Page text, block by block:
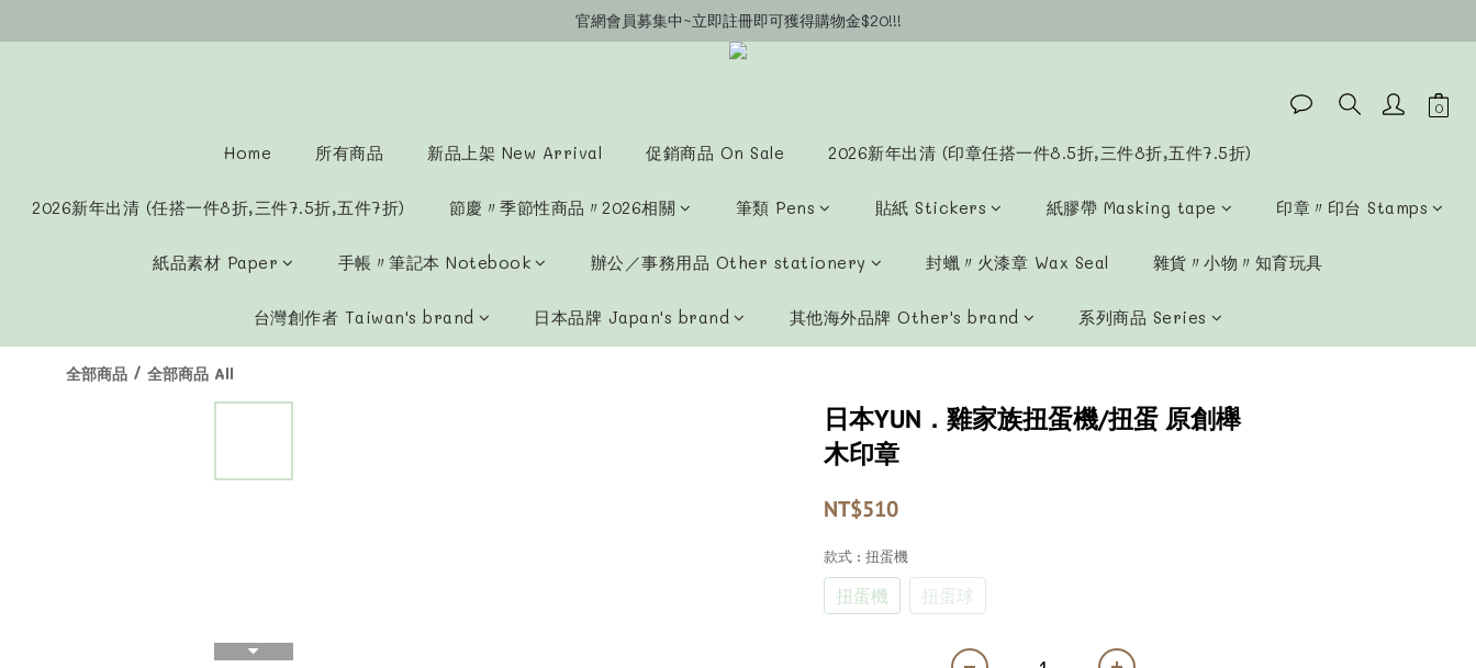
官網會員募集中~立即註冊即可獲得購物金$20!!!
官網會員募集中~立即註冊即可獲得購物金$20!!!
官網購物滿$450補助運費$15 (以此類推)
官網會員募集中~立即註冊即可獲得購物金$20!!!
Home 所有商品 新品上架 New Arrival 促銷商品 On Sale 2026新年出清 (印章任搭一件8.5折,三件8折,五件7.5折)
2026新年出清 (任搭一件8折,三件7.5折,五件7折) 節慶〃季節性商品〃2026相關 筆類 Pens 貼紙 Stickers 紙膠帶 Masking tape 印章〃印台 Stamps
紙品素材 Paper 手帳〃筆記本 Notebook 辦公／事務用品 Other stationery 封蠟〃火漆章 Wax Seal 雜貨〃小物〃知育玩具
台灣創作者 Taiwan's brand 日本品牌 Japan's brand 其他海外品牌 Other's brand 系列商品 Series
全部商品 / 全部商品 All
日本YUN．雞家族扭蛋機/扭蛋 原創櫸
木印章
NT$510
款式 : 扭蛋機
扭蛋機 扭蛋球